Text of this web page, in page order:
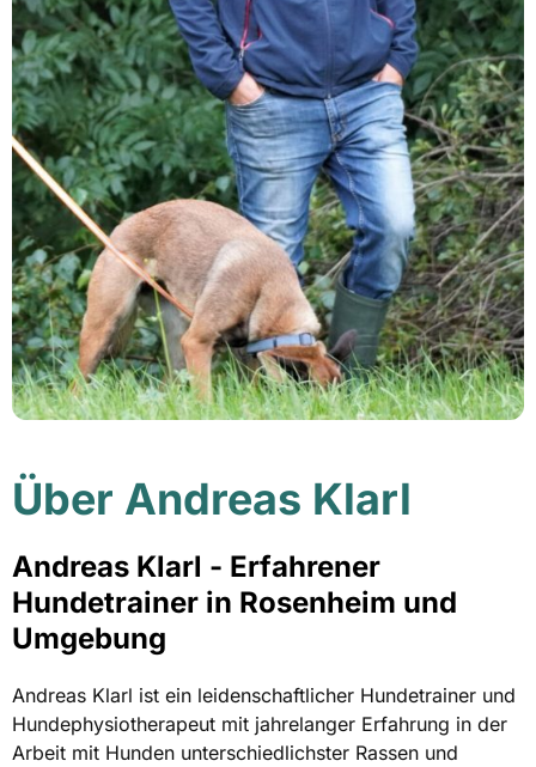
Über Andreas Klarl
Andreas Klarl - Erfahrener
Hundetrainer in Rosenheim und
Umgebung
Andreas Klarl ist ein leidenschaftlicher Hundetrainer und
Hundephysiotherapeut mit jahrelanger Erfahrung in der
Arbeit mit Hunden unterschiedlichster Rassen und